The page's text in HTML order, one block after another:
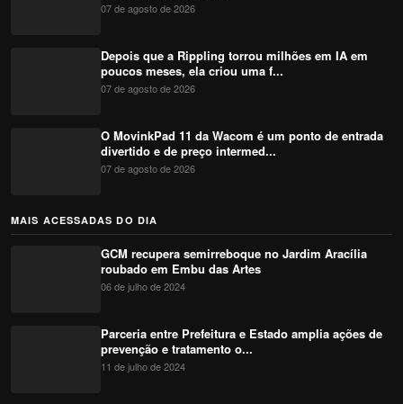
07 de agosto de 2026
Depois que a Rippling torrou milhões em IA em
poucos meses, ela criou uma f...
07 de agosto de 2026
O MovinkPad 11 da Wacom é um ponto de entrada
divertido e de preço intermed...
07 de agosto de 2026
MAIS ACESSADAS DO DIA
GCM recupera semirreboque no Jardim Aracília
roubado em Embu das Artes
06 de julho de 2024
Parceria entre Prefeitura e Estado amplia ações de
prevenção e tratamento o...
11 de julho de 2024